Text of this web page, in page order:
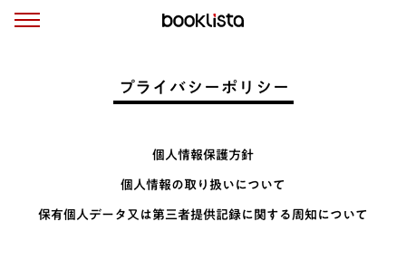
プライバシーポリシー
個人情報保護方針
個人情報の取り扱いについて
保有個人データ又は第三者提供記録に関する 周知について